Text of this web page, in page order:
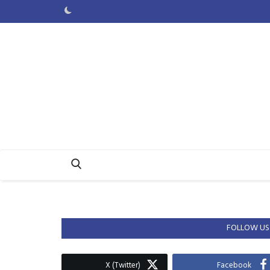
FOLLOW US
Facebook
X (Twitter)